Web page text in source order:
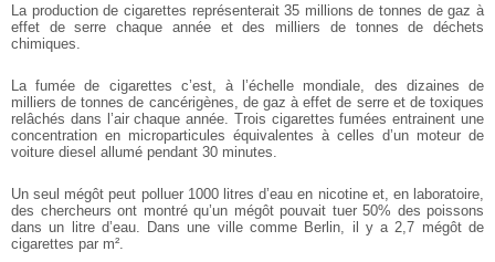
La production de cigarettes représenterait 35 millions de tonnes de gaz à
effet de serre chaque année et des milliers de tonnes de déchets
chimiques.
La fumée de cigarettes c’est, à l’échelle mondiale, des dizaines de
milliers de tonnes de cancérigènes, de gaz à effet de serre et de toxiques
relâchés dans l’air chaque année. Trois cigarettes fumées entrainent une
concentration en microparticules équivalentes à celles d’un moteur de
voiture diesel allumé pendant 30 minutes.
Un seul mégôt peut polluer 1000 litres d’eau en nicotine et, en laboratoire,
des chercheurs ont montré qu’un mégôt pouvait tuer 50% des poissons
dans un litre d’eau. Dans une ville comme Berlin, il y a 2,7 mégôt de
cigarettes par m².